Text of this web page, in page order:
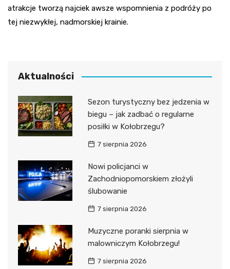
atrakcje tworzą najciek awsze wspomnienia z podróży po
tej niezwykłej, nadmorskiej krainie.
Aktualności
Sezon turystyczny bez jedzenia w
biegu – jak zadbać o regularne
posiłki w Kołobrzegu?
7 sierpnia 2026
Nowi policjanci w
Zachodniopomorskiem złożyli
ślubowanie
7 sierpnia 2026
Muzyczne poranki sierpnia w
malowniczym Kołobrzegu!
7 sierpnia 2026